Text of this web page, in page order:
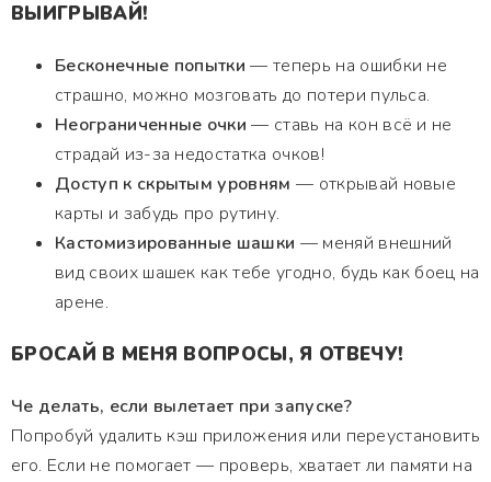
ВЫИГРЫВАЙ!
Бесконечные попытки — теперь на ошибки не
страшно, можно мозговать до потери пульса.
Неограниченные очки — ставь на кон всё и не
страдай из-за недостатка очков!
Доступ к скрытым уровням — открывай новые
карты и забудь про рутину.
Кастомизированные шашки — меняй внешний
вид своих шашек как тебе угодно, будь как боец на
арене.
БРОСАЙ В МЕНЯ ВОПРОСЫ, Я ОТВЕЧУ!
Че делать, если вылетает при запуске?
Попробуй удалить кэш приложения или переустановить
его. Если не помогает — проверь, хватает ли памяти на